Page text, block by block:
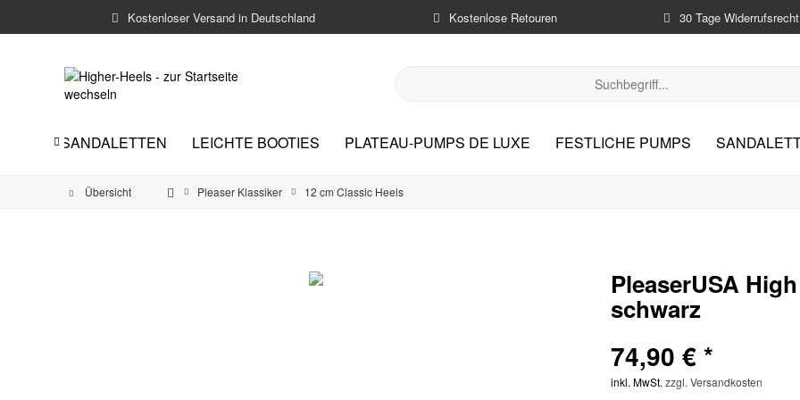
Kostenloser Versand in Deutschland Kostenlose Retouren 30 Tage Widerrufsrecht
HEEL-SANDALETTEN LEICHTE BOOTIES PLATEAU-PUMPS DE LUXE FESTLICHE PUMPS

Übersicht Pleaser Klassiker 12 cm Classic Heels
PleaserUSA
schwarz
74,90 € *
inkl. MwSt. zzgl. Versandkosten